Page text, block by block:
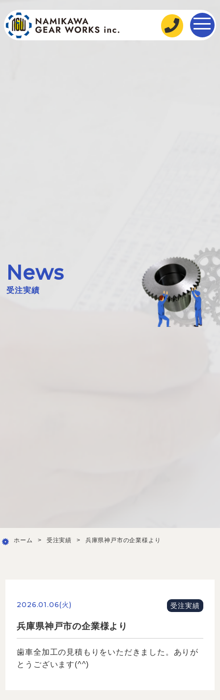
News
受注実績
ホーム > 受注実績 > 兵庫県神戸市の企業様より
2026.01.06(火) 受注実績
兵庫県神戸市の企業様より
歯車全加工の見積もりをいただきました。ありが
とうございます(^^)